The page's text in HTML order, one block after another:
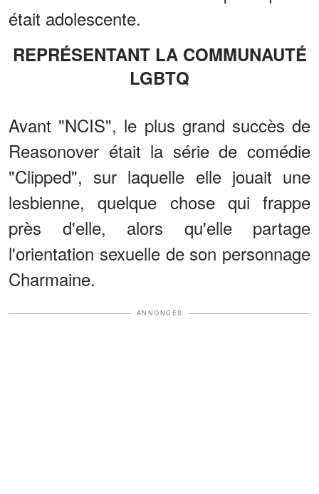
était adolescente.
REPRÉSENTANT LA COMMUNAUTÉ
LGBTQ
Avant "NCIS", le plus grand succès de
Reasonover était la série de comédie
"Clipped", sur laquelle elle jouait une
lesbienne, quelque chose qui frappe
près d'elle, alors qu'elle partage
l'orientation sexuelle de son personnage
Charmaine.
ANNONCES